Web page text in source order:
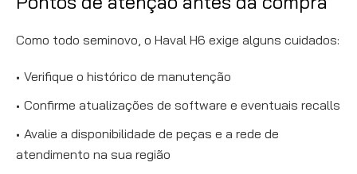
Como todo seminovo, o Haval H6 exige alguns cuidados:
Verifique o histórico de manutenção
Confirme atualizações de software e eventuais recalls
Avalie a disponibilidade de peças e a rede de
atendimento na sua região